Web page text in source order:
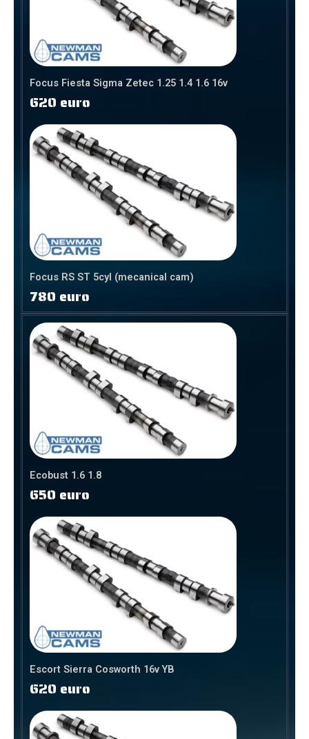
Focus Fiesta Sigma Zetec 1.25 1.4 1.6 16v
620 euro
Focus RS ST 5cyl (mecanical cam)
780 euro
Ecobust 1.6 1.8
650 euro
Escort Sierra Cosworth 16v YB
620 euro